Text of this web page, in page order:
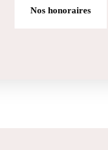
Nos honoraires